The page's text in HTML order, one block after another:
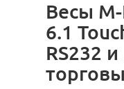
Весы M-
6.1
RS232 и